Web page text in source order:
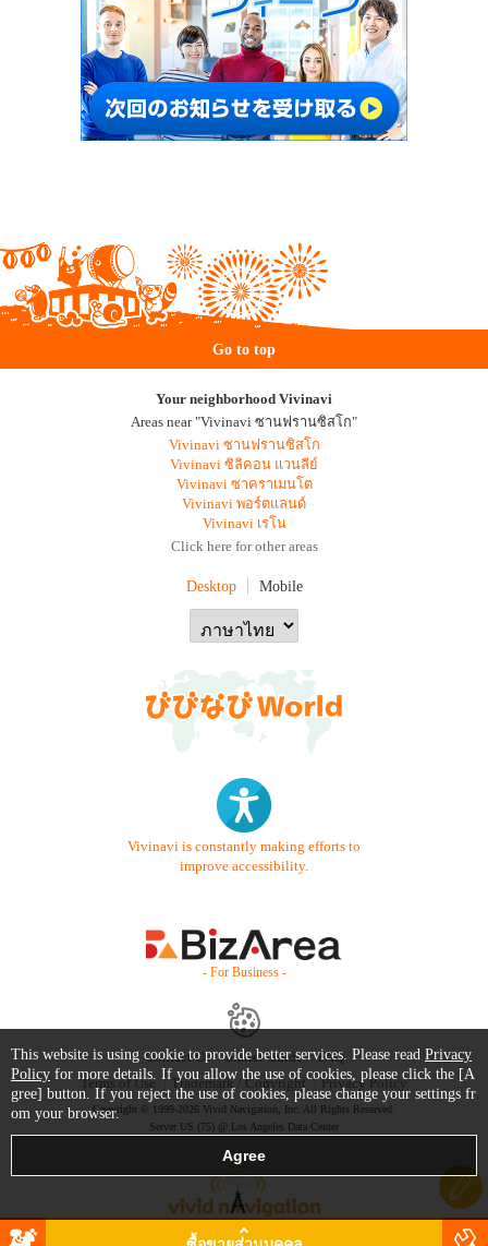
Go to top
Your neighborhood Vivinavi
Areas near "Vivinavi ซานฟรานซิสโก"
Vivinavi ซานฟรานซิสโก
Vivinavi ซิลิคอน แวนลีย์
Vivinavi ซาคราเมนโต
Vivinavi พอร์ตแลนด์
Vivinavi เรโน
Click here for other areas
Desktop Mobile
Vivinavi is constantly making efforts to
improve accessibility.
- For Business -
Contact Us Starter Guide
FAQ
Terms of Use
Trademark / Copyright Privacy Policy
Copyright © 1999-2026 Vivid Navigation, Inc. All Rights Reserved.
Server US (75) @ Los Angeles Data Center
This website is using cookie to provide better services. Please read Privacy
Policy for more details. If you allow the use of cookies, please click the [A
gree] button. If you reject the use of cookies, please change your settings fr
om your browser.